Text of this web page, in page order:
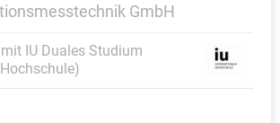
GmbH
IU Duales Studium